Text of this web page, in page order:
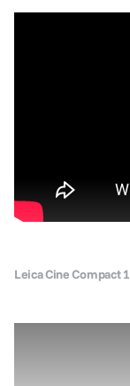
Leica Cine Compact